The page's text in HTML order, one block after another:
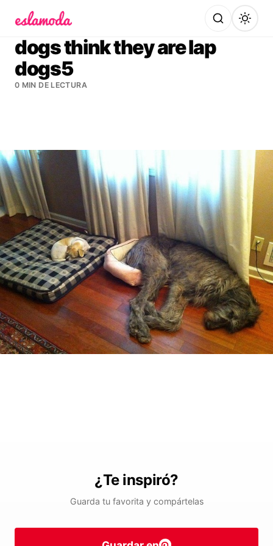
dogs think they are lap
dogs5
0 MIN DE LECTURA
¿Te inspiró?
Guarda tu favorita y compártelas